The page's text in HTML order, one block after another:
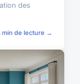
des
min de lecture →